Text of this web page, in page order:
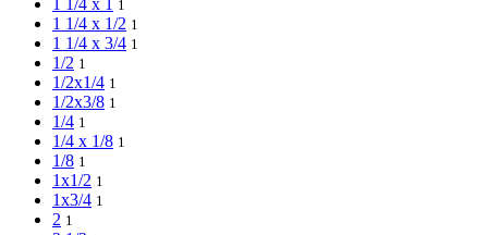
1
1 1/4 x 1/2 1
1 1/4 x 3/4 1
1/2 1
1/2x1/4 1
1/2x3/8 1
1/4 1
1/4 x 1/8 1
1/8 1
1x1/2 1
1x3/4 1
2 1